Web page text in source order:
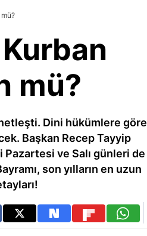
mü?
Dini hükümlere göre
Başkan Recep Tayyip
ve Salı günleri de
son yılların en uzun